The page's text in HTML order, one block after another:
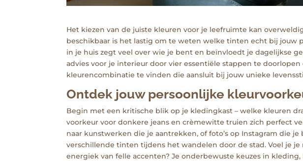
Het kiezen van de juiste kleuren voor je leefruimte kan
beschikbaar is het lastig om te weten welke tinten echt bij jouw
in je huis zegt veel over wie je bent en beïnvloedt je dagelijkse
advies voor je interieur door vier essentiële stappen te
kleurencombinatie te vinden die aansluit bij jouw unieke
Ontdek jouw persoonlijke
Begin met een kritische blik op je kledingkast – welke kleuren
voorkeur voor donkere jeans en crèmewitte truien zich perfect
naar kunstwerken die je aantrekken, of foto’s op Instagram die
verschillende tinten tijdens het wandelen door de stad. Voel je
energiek van felle accenten? Je onderbewuste keuzes in